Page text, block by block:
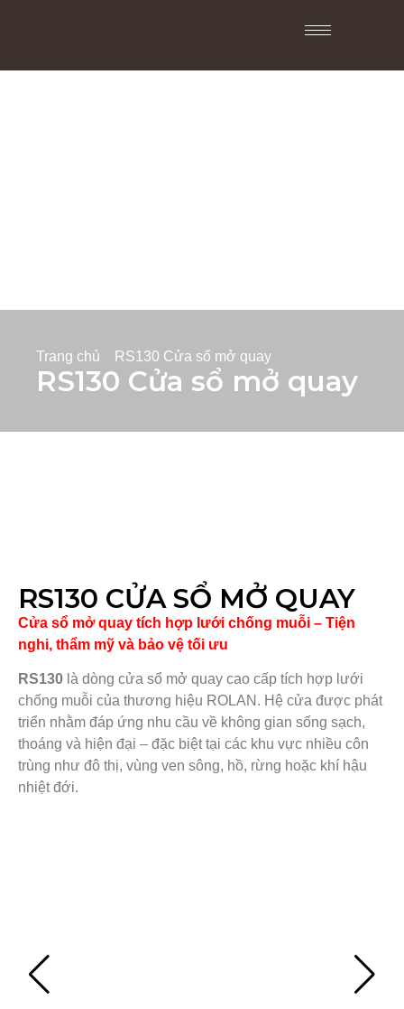
Trang chủ RS130 Cửa sổ mở quay
RS130 Cửa sổ mở quay
RS130 CỬA SỔ MỞ QUAY
Cửa sổ mở quay tích hợp lưới chống muỗi – Tiện
nghi, thẩm mỹ và bảo vệ tối ưu
RS130 là dòng cửa sổ mở quay cao cấp tích hợp lưới
chống muỗi của thương hiệu ROLAN. Hệ cửa được phát
triển nhằm đáp ứng nhu cầu về không gian sống sạch,
thoáng và hiện đại – đặc biệt tại các khu vực nhiều côn
trùng như đô thị, vùng ven sông, hồ, rừng hoặc khí hậu
nhiệt đới.